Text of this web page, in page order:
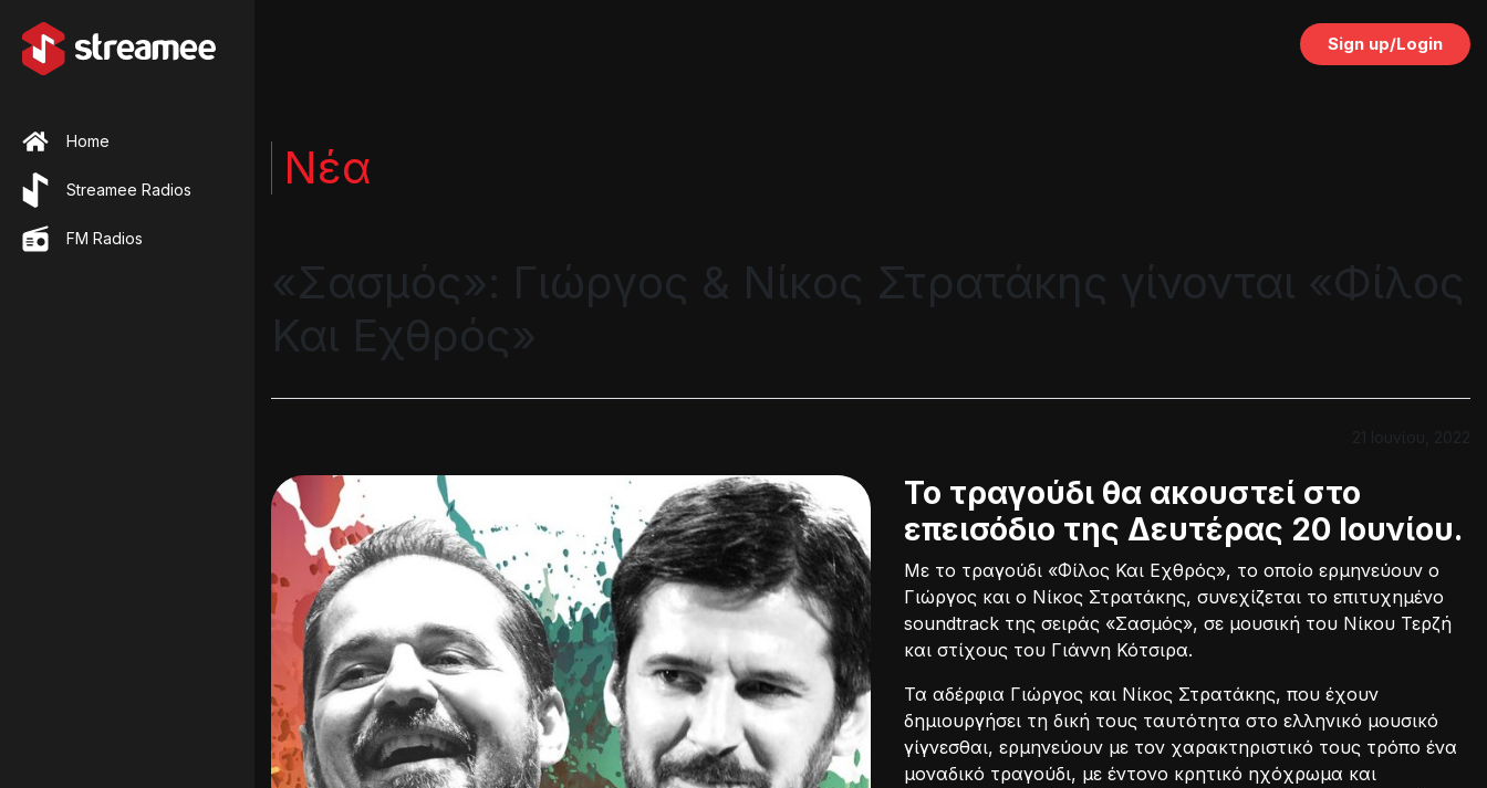
Home
Streamee Radios
FM Radios
Sign up/Login
Νέα
«Σασμός»: Γιώργος & Νίκος Στρατάκης γίνονται «Φίλος
Και Εχθρός»
21 Ιουνίου, 2022
Το τραγούδι θα ακουστεί στο
επεισόδιο της Δευτέρας 20 Ιουνίου.
Με το τραγούδι «Φίλος Και Εχθρός», το οποίο ερμηνεύουν ο
Γιώργος και ο Νίκος Στρατάκης, συνεχίζεται το επιτυχημένο
soundtrack της σειράς «Σασμός», σε μουσική του Νίκου Τερζή
και στίχους του Γιάννη Κότσιρα.
Τα αδέρφια Γιώργος και Νίκος Στρατάκης, που έχουν
δημιουργήσει τη δική τους ταυτότητα στο ελληνικό μουσικό
γίγνεσθαι, ερμηνεύουν με τον χαρακτηριστικό τους τρόπο ένα
μοναδικό τραγούδι, με έντονο κρητικό ηχόχρωμα και